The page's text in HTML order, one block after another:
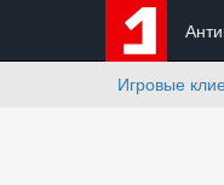
Игровые